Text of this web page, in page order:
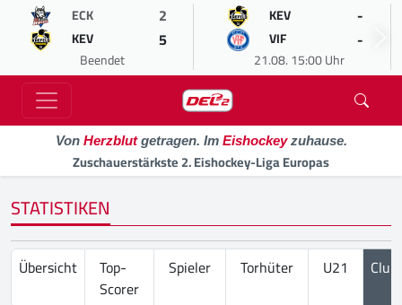
ECK 2
KEV 5
Beendet
KEV -
VIF -
21.08. 15:00 Uhr
Von Herzblutgetragen. Im Eishockeyzuhause.
Zuschauerstärkste 2. Eishockey-Liga Europas
STATISTIKEN
Übersicht
Top-
Scorer
Spieler Torhüter U21